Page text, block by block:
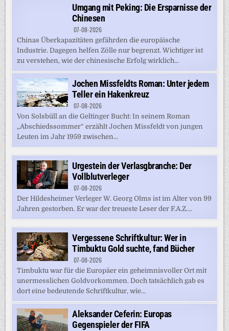
Umgang mit Peking: Die Ersparnisse der
Chinesen
07-08-2026
Chinas Überkapazitäten gefährden die europäische
Industrie. Dagegen helfen Zölle nur begrenzt. Wichtiger ist
zu verstehen, wie der chinesische Erfolg wirklich...
Jochen Missfeldts Roman: Unter jedem
Teller ein Hakenkreuz
07-08-2026
Von Solsbüll an die Geltinger Bucht: In seinem Roman
„Abschiedssommer“ erzählt Jochen Missfeldt von jungen
Leuten im Jahr 1959 zwischen...
Urgestein der Verlasgbranche: Der
Vollblutverleger
07-08-2026
Der Hildesheimer Verleger W. Georg Olms ist im Alter von 99
Jahren gestorben. Er war der treueste Leser der F.A.Z....
Vergessene Schriftkultur: Wer in
Timbuktu Gold suchte, fand Bücher
07-08-2026
Timbuktu war für die Europäer ein geheimnisvoller Ort mit
unermesslichen Goldvorkommen. Doch tatsächlich gab es
dort eine bedeutende Schriftkultur, wie...
Aleksander Ceferin: Europas
Gegenspieler der FIFA